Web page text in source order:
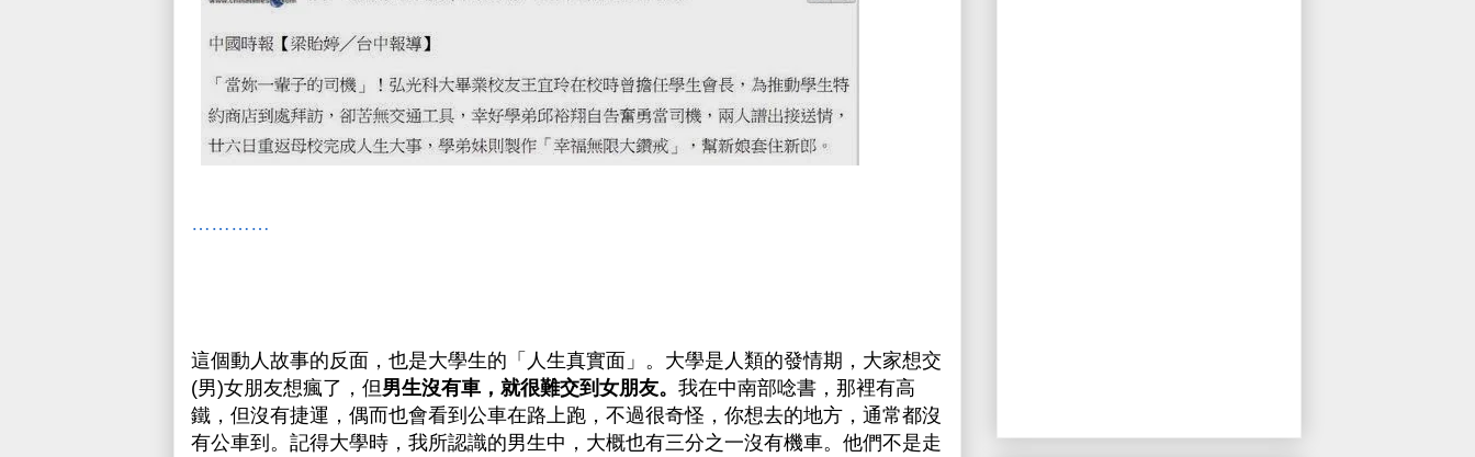
…………
這個動人故事的反面，也是大學生的「人生真實面」。大學是人類的發情期，大家想交
(男)女朋友想瘋了，但男生沒有車，就很難交到女朋友。 我在中南部唸書，那裡有高
鐵，但沒有捷運，偶而也會看到公車在路上跑，不過很奇怪，你想去的地方，通常都沒
有公車到。記得大學時，我所認識的男生中，大概也有三分之一沒有機車。他們不是走